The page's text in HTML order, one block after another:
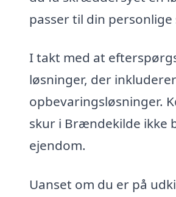
passer til din personlige
I takt med at
løsninger, der
opbevaringsløsninger.
skur i Brændekilde ikke
ejendom.
Uanset om du er på